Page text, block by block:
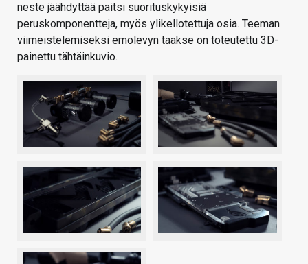
neste jäähdyttää paitsi suorituskykyisiä
peruskomponentteja, myös ylikellotettuja osia. Teeman
viimeistelemiseksi emolevyn taakse on toteutettu 3D-
painettu tähtäinkuvio.